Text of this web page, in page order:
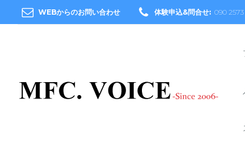
WEBからのお問い合わせ 体験申込&問合せ: 090